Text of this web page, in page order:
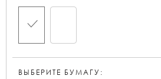
ВЫБЕРИТЕ БУМАГУ: